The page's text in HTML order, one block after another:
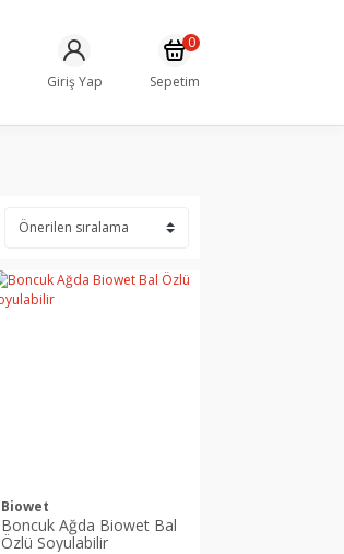
Giriş Yap
0
Sepetim
Biowet
Boncuk Ağda Biowet Bal
Özlü Soyulabilir